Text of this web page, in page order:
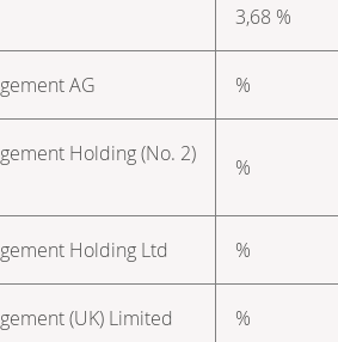
3,68 %
AG %
Holding (No. 2)
%
Holding Ltd %
(UK) Limited %